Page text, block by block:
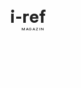
i-ref
MAGAZIN